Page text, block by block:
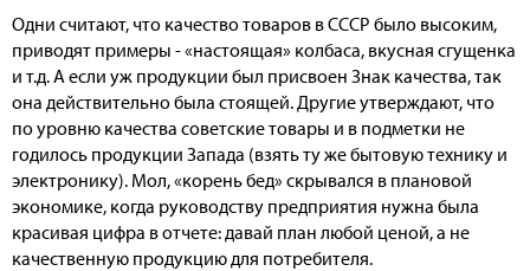
Одни считают, что качество товаров в СССР было высоким,
приводят примеры - «настоящая» колбаса, вкусная сгущенка
и т.д. А если уж продукции был присвоен Знак качества, так
она действительно была стоящей. Другие утверждают, что
по уровню качества советские товары и в подметки не
годилось продукции Запада (взять ту же бытовую технику и
электронику). Мол, «корень бед» скрывался в плановой
экономике, когда руководству предприятия нужна была
красивая цифра в отчете: давай план любой ценой, а не
качественную продукцию для потребителя.